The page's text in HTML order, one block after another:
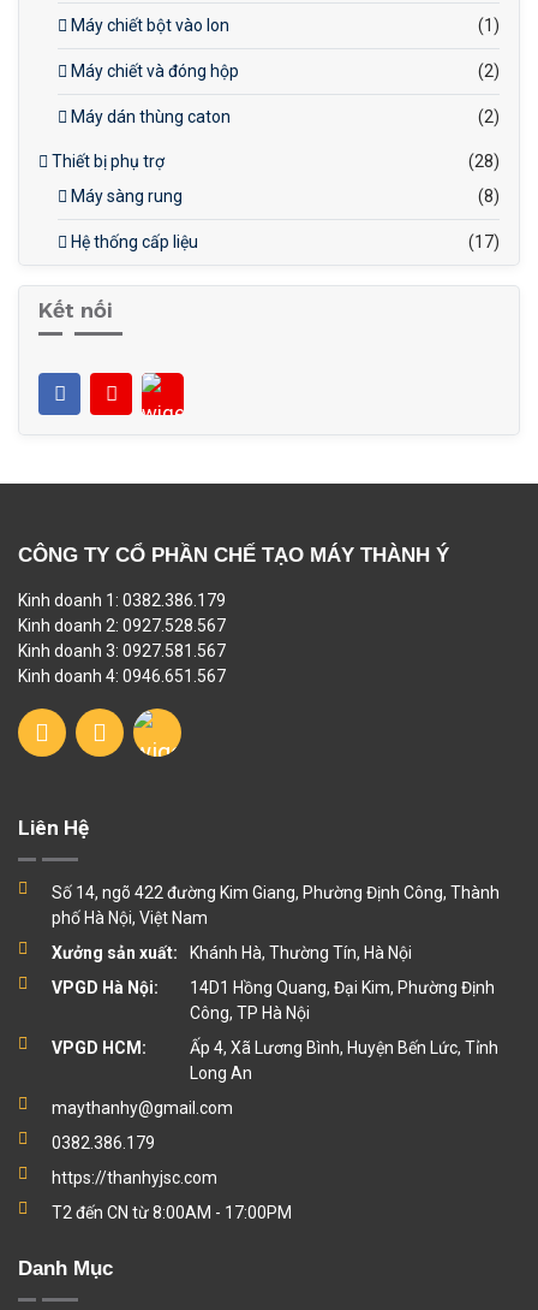
Máy chiết bột vào lon (1)
Máy chiết và đóng hộp (2)
Máy dán thùng caton (2)
Thiết bị phụ trợ
(28)
Máy sàng rung
(8)
Hệ thống cấp liệu (17)
Kết nối
CÔNG TY CỔ PHẦN CHẾ TẠO MÁY THÀNH Ý
Kinh doanh 1: 0382.386.179
Kinh doanh 2: 0927.528.567
Kinh doanh 3: 0927.581.567
Kinh doanh 4: 0946.651.567
Liên Hệ
Số 14, ngõ 422 đường Kim Giang, Phường Định Công, Thành
phố Hà Nội, Việt Nam
Xưởng sản xuất:
Khánh Hà, Thường Tín, Hà Nội
VPGD Hà Nội:
14D1 Hồng Quang, Đại Kim, Phường Định
Công, TP Hà Nội
VPGD HCM:
Ấp 4, Xã Lương Bình, Huyện Bến Lức, Tỉnh
Long An
maythanhy@gmail.com
0382.386.179
https://thanhyjsc.com
T2 đến CN từ 8:00AM - 17:00PM
Danh Mục